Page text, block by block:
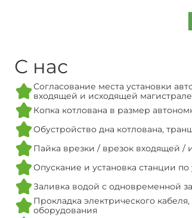
С нас
Согласование места установки
входящей и исходящей
Копка котлована в размер
Обустройство дна котлована,
Пайка врезки / врезок входящей /
Опускание и установка станции
Заливка водой с одновременной
Прокладка электрического
оборудования